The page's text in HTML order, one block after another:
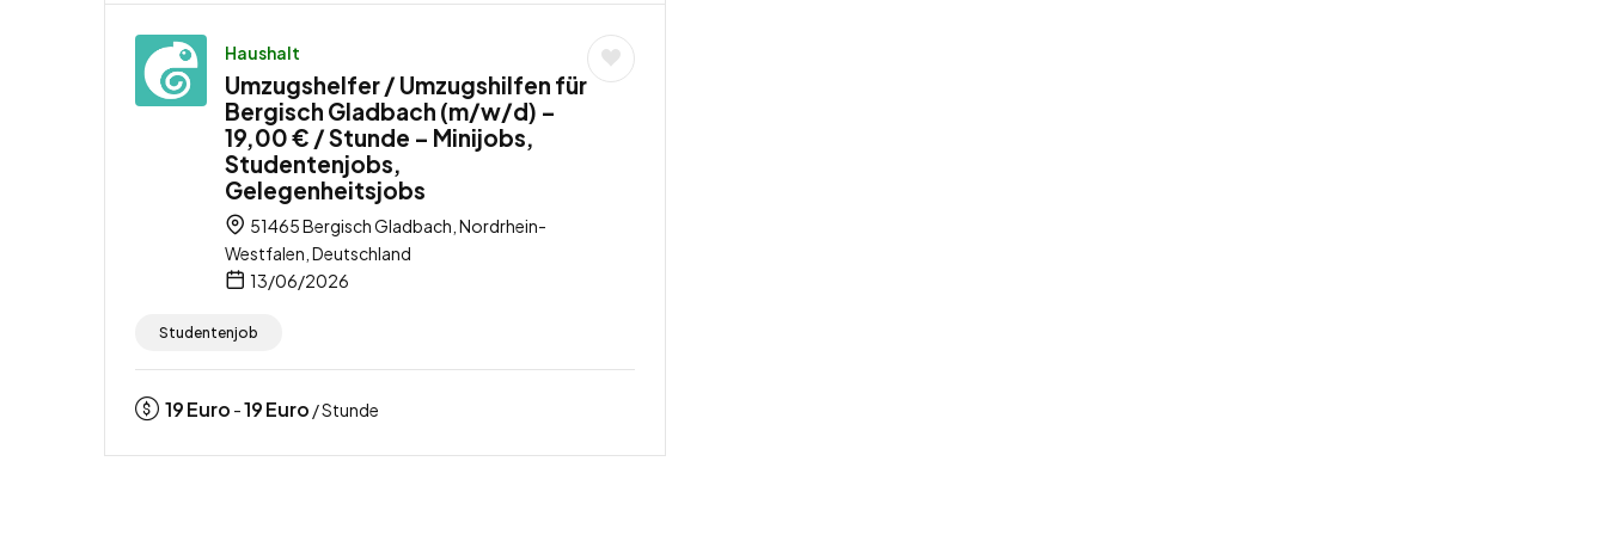
Haushalt
Umzugshelfer / Umzugshilfen für
Bergisch Gladbach (m/w/d) –
19,00 € / Stunde – Minijobs,
Studentenjobs,
Gelegenheitsjobs
51465 Bergisch Gladbach, Nordrhein-
Westfalen, Deutschland
13/06/2026
Studentenjob
19Euro -19Euro / Stunde